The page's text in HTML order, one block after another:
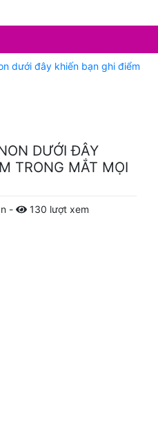
dưới đây khiến bạn ghi điểm
DƯỚI ĐÂY
TRONG MẮT MỌI
- 130 lượt xem